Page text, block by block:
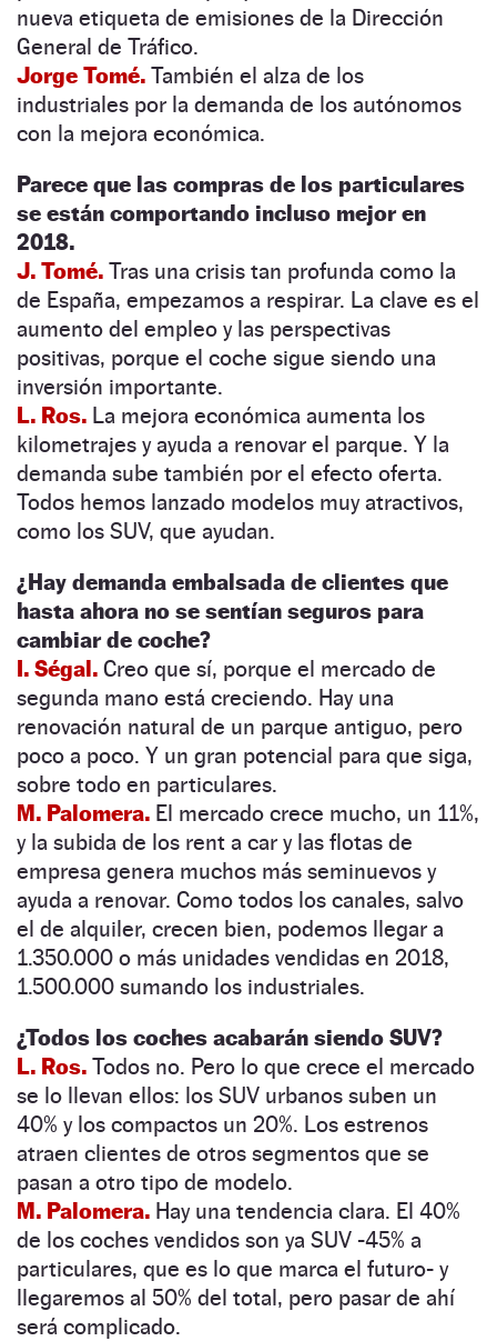
nueva etiqueta de emisiones de la Dirección
General de Tráfico.
Jorge Tomé. También el alza de los
industriales por la demanda de los autónomos
con la mejora económica.
Parece que las compras de los particulares
se están comportando incluso mejor en
2018.
J. Tomé. Tras una crisis tan profunda como la
de España, empezamos a respirar. La clave es el
aumento del empleo y las perspectivas
positivas, porque el coche sigue siendo una
inversión importante.
L. Ros. La mejora económica aumenta los
kilometrajes y ayuda a renovar el parque. Y la
demanda sube también por el efecto oferta.
Todos hemos lanzado modelos muy atractivos,
como los SUV, que ayudan.
¿Hay demanda embalsada de clientes que
hasta ahora no se sentían seguros para
cambiar de coche?
I. Ségal. Creo que sí, porque el mercado de
segunda mano está creciendo. Hay una
renovación natural de un parque antiguo, pero
poco a poco. Y un gran potencial para que siga,
sobre todo en particulares.
M. Palomera. El mercado crece mucho, un 11%,
y la subida de los rent a car y las flotas de
empresa genera muchos más seminuevos y
ayuda a renovar. Como todos los canales, salvo
el de alquiler, crecen bien, podemos llegar a
1.350.000 o más unidades vendidas en 2018,
1.500.000 sumando los industriales.
¿Todos los coches acabarán siendo SUV?
L. Ros. Todos no. Pero lo que crece el mercado
se lo llevan ellos: los SUV urbanos suben un
40% y los compactos un 20%. Los estrenos
atraen clientes de otros segmentos que se
pasan a otro tipo de modelo.
M. Palomera. Hay una tendencia clara. El 40%
de los coches vendidos son ya SUV -45% a
particulares, que es lo que marca el futuro- y
llegaremos al 50% del total, pero pasar de ahí
será complicado.